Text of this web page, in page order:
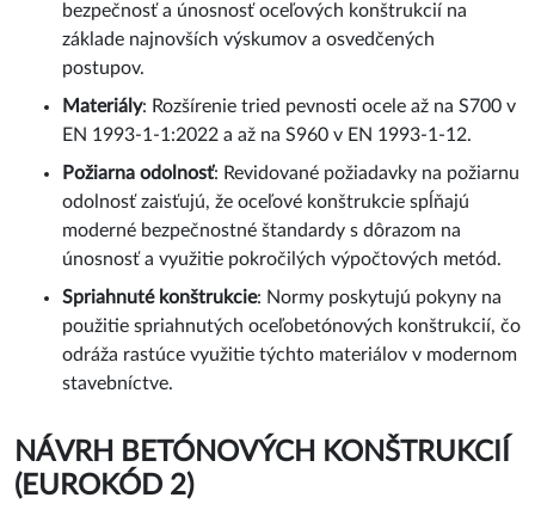
bezpečnosť a únosnosť oceľových konštrukcií na
základe najnovších výskumov a osvedčených
postupov.
Materiály: Rozšírenie tried pevnosti ocele až na S700 v
EN 1993-1-1:2022 a až na S960 v EN 1993-1-12.
Požiarna odolnosť: Revidované požiadavky na požiarnu
odolnosť zaisťujú, že oceľové konštrukcie spĺňajú
moderné bezpečnostné štandardy s dôrazom na
únosnosť a využitie pokročilých výpočtových metód.
Spriahnuté konštrukcie: Normy poskytujú pokyny na
použitie spriahnutých oceľobetónových konštrukcií, čo
odráža rastúce využitie týchto materiálov v modernom
stavebníctve.
NÁVRH BETÓNOVÝCH KONŠTRUKCIÍ
(EUROKÓD 2)